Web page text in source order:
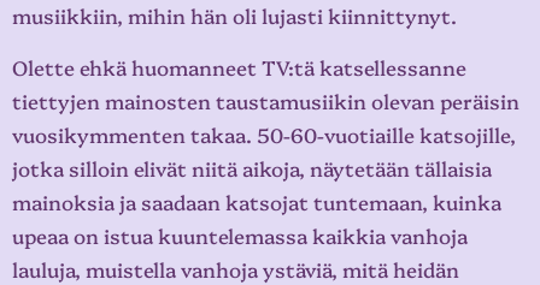
musiikkiin, mihin hän oli lujasti kiinnittynyt.
Olette ehkä huomanneet TV:tä katsellessanne
tiettyjen mainosten taustamusiikin olevan peräisin
vuosikymmenten takaa. 50-60-vuotiaille katsojille,
jotka silloin elivät niitä aikoja, näytetään tällaisia
mainoksia ja saadaan katsojat tuntemaan, kuinka
upeaa on istua kuuntelemassa kaikkia vanhoja
lauluja, muistella vanhoja ystäviä, mitä heidän